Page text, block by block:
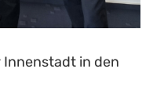
Innenstadt in den